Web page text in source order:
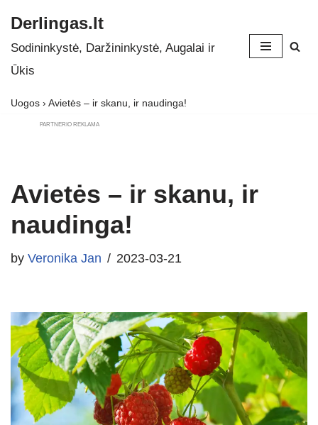
Skip
to
Derlingas.lt
Sodininkystė, Daržininkystė, Augalai ir
Ūkis
Uogos › Avietės – ir skanu, ir naudinga!
PARTNERIO REKLAMA
Avietės – ir skanu, ir
naudinga!
by Veronika Jan 2023-03-21